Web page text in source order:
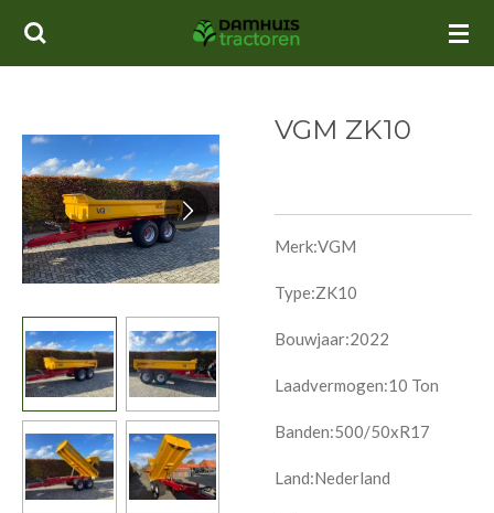
Ga
hoofdinhoud
VGM ZK10
Merk:VGM
Type:ZK10
Bouwjaar:2022
Laadvermogen:10 Ton
Banden:500/50xR17
Land:Nederland